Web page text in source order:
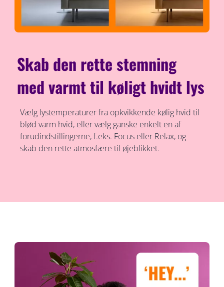
Skab den rette stemning
med varmt til køligt hvidt lys
Vælg lystemperaturer fra opkvikkende kølig hvid til
blød varm hvid, eller vælg ganske enkelt en af
forudindstillingerne, f.eks. Focus eller Relax, og
skab den rette atmosfære til øjeblikket.